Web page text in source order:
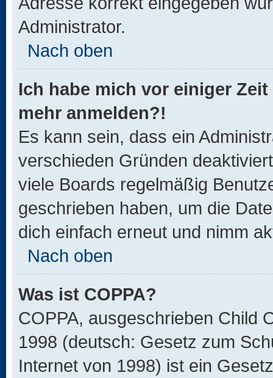
Administrator.
Nach oben
Ich habe mich vor einiger
mehr anmelden?!
Es kann sein, dass ein
verschieden Gründen
viele Boards regelmäßig
geschrieben haben, um die
dich einfach erneut und nimm
Nach oben
Was ist COPPA?
COPPA, ausgeschrieben Child
1998 (deutsch: Gesetz zum
Internet von 1998) ist ein